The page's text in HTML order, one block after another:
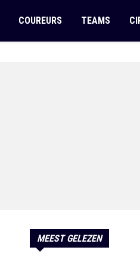
COUREURS TEAMS
MEEST GELEZEN